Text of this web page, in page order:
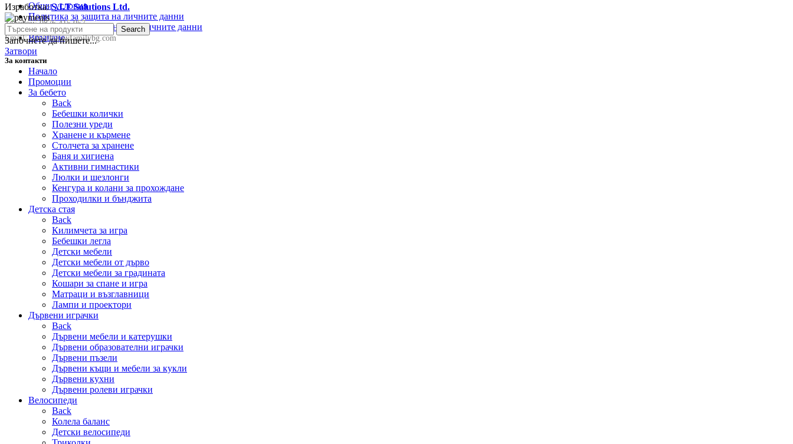
Общи условия
Политика за защита на личните данни
Политика за съхранение на личните данни
Връщане
За контакти
Телефон:0876 415 057
Email:sale@happyfamilybg.com
Изработка:S.I.T Solutions Ltd.
Search
Започнете да пишете...
Затвори
Начало
Промоции
За бебето
Back
Бебешки колички
Полезни уреди
Хранене и кърмене
Столчета за хранене
Баня и хигиена
Активни гимнастики
Люлки и шезлонги
Кенгура и колани за прохождане
Проходилки и бънджита
Детска стая
Back
Килимчета за игра
Бебешки легла
Детски мебели
Детски мебели от дърво
Детски мебели за градината
Кошари за спане и игра
Матраци и възглавници
Лампи и проектори
Дървени играчки
Back
Дървени мебели и катерушки
Дървени образователни играчки
Дървени пъзели
Дървени къщи и мебели за кукли
Дървени кухни
Дървени ролеви играчки
Велосипеди
Back
Колела баланс
Детски велосипеди